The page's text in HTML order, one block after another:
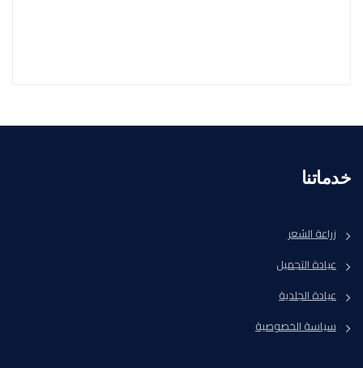
خدماتنا
زراعة الشعر
عيادة التجميل
عيادة الجلدية
سياسة الخصوصية